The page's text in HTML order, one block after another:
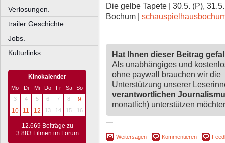
Verlosungen.
trailer Geschichte
Jobs.
Kulturlinks.
Kinokalender
Mo Di Mi Do Fr Sa
So
3
4 5 6 7 8
9
10
11 12 13 14 15 16
12.669 Beiträge zu
3.883 Filmen im Forum
Die gelbe Tapete | 30.5. (P),
Bochum |
Hat Ihnen dieser Beitrag
Als unabhängiges und
ohne paywall brauchen wir die
Unterstützung unserer
verantwortlichen
monatlich) unterstützen
Weitersagen Kommentieren